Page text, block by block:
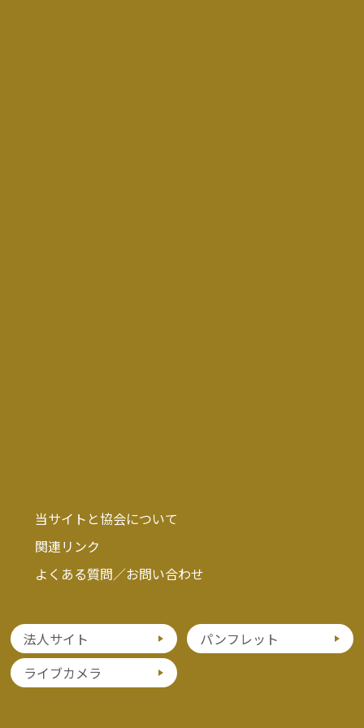
当サイトと協会について
関連リンク
よくある質問／お問い合わせ
法人サイト
パンフレット
ライブカメラ